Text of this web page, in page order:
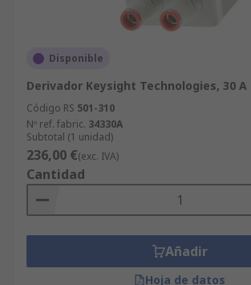
Disponible
Derivador Keysight Technologies, 30 A
Código RS 501-310
Nº ref. fabric. 34330A
Subtotal (1 unidad)
236,00 €(exc. IVA)
Cantidad
Añadir
Hoja de datos